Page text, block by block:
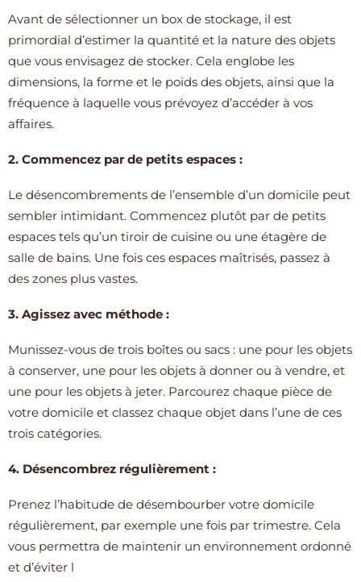
Avant de sélectionner un box de stockage, il est
primordial d’estimer la quantité et la nature des objets
que vous envisagez de stocker. Cela englobe les
dimensions, la forme et le poids des objets, ainsi que la
fréquence à laquelle vous prévoyez d’accéder à vos
affaires.
2. Commencez par de petits espaces :
Le désencombrements de l’ensemble d’un domicile peut
sembler intimidant. Commencez plutôt par de petits
espaces tels qu’un tiroir de cuisine ou une étagère de
salle de bains. Une fois ces espaces maîtrisés, passez à
des zones plus vastes.
3. Agissez avec méthode :
Munissez-vous de trois boîtes ou sacs : une pour les objets
à conserver, une pour les objets à donner ou à vendre, et
une pour les objets à jeter. Parcourez chaque pièce de
votre domicile et classez chaque objet dans l’une de ces
trois catégories.
4. Désencombrez régulièrement :
Prenez l’habitude de désembourber votre domicile
régulièrement, par exemple une fois par trimestre. Cela
vous permettra de maintenir un environnement ordonné
et d’éviter l